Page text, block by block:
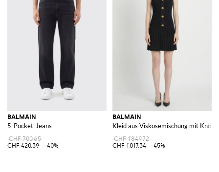
BALMAIN
5-Pocket-Jeans
CHF 700.65
CHF 420.39
-40%
BALMAIN
Kleid aus Viskosemischung mit
CHF 1'849.72
CHF 1'017.34
-45%